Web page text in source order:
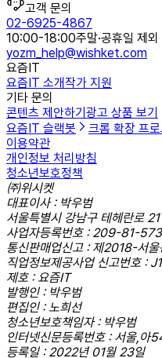
고객 문의
02-6925-4867
10:00-18:00주말·공휴일 제외
yozm_help@wishket.com
요즘IT
요즘IT 소개작가 지원
기타 문의
콘텐츠 제안하기광고 상품 보기
요즘IT 슬랙봇
크롬 확장 프로
이용약관
개인정보 처리방침
청소년보호정책
㈜위시켓
대표이사 : 박우범
서울특별시 강남구 테헤란로
사업자등록번호 : 209-81-
통신판매업신고 : 제2018-서
직업정보제공사업 신고번호 :
제호 : 요즘IT
발행인 : 박우범
편집인 : 노희선
청소년보호책임자 : 박우범
인터넷신문등록번호 : 서울,아
등록일 : 2022년 01월 23일